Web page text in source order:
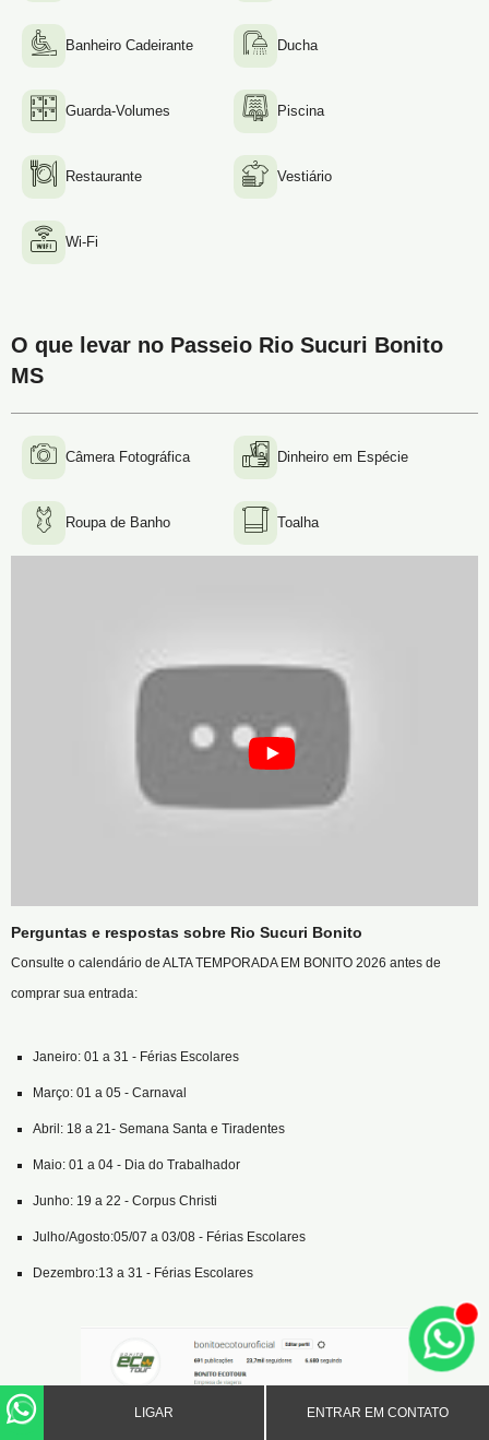
Banheiro Cadeirante Ducha
Guarda-Volumes Piscina
Restaurante Vestiário
Wi-Fi
O que levar no Passeio Rio Sucuri Bonito
MS
Câmera Fotográfica Dinheiro em Espécie
Roupa de Banho Toalha
Perguntas e respostas sobre Rio Sucuri Bonito
Consulte o calendário de ALTA TEMPORADA EM BONITO 2026 antes de
comprar sua entrada:
Janeiro: 01 a 31 - Férias Escolares
Março: 01 a 05 - Carnaval
Abril: 18 a 21- Semana Santa e Tiradentes
Maio: 01 a 04 - Dia do Trabalhador
Junho: 19 a 22 - Corpus Christi
Julho/Agosto:05/07 a 03/08 - Férias Escolares
Dezembro:13 a 31 - Férias Escolares
LIGAR ENTRAR EM CONTATO